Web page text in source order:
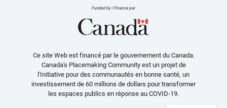
Ce site Web est financé par le gouvernement du Canada.
Canada's Placemaking Community est un projet de
l'Initiative pour des communautés en bonne santé, un
investissement de 60 millions de dollars pour transformer
les espaces publics en réponse au COVID-19.